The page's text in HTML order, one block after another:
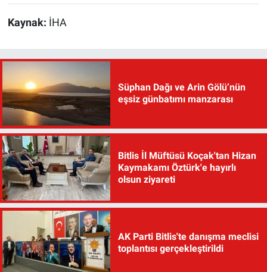
Kaynak: İHA
Süphan Dağı ve Arin Gölü’nün
eşsiz günbatımı manzarası
Bitlis İl Müftüsü Koçak'tan Hizan
Kaymakamı Öztürk'e hayırlı
olsun ziyareti
AK Parti Bitlis'te danışma meclisi
toplantısı gerçekleştirildi